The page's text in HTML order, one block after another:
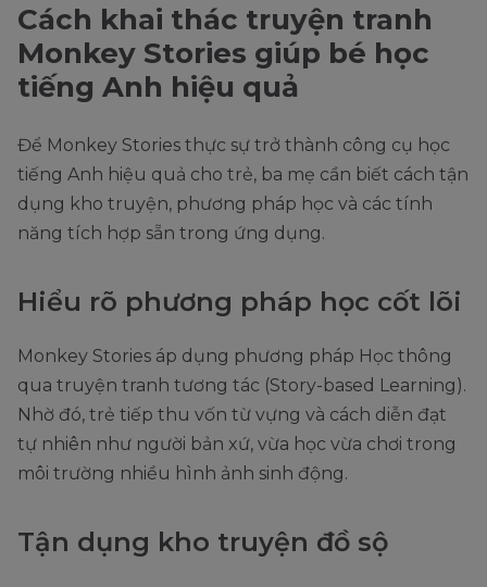
Cách khai thác truyện tranh
Monkey Stories giúp bé học
tiếng Anh hiệu quả
Để Monkey Stories thực sự trở thành công cụ học
tiếng Anh hiệu quả cho trẻ, ba mẹ cần biết cách tận
dụng kho truyện, phương pháp học và các tính
năng tích hợp sẵn trong ứng dụng.
Hiểu rõ phương pháp học cốt lõi
Monkey Stories áp dụng phương pháp Học thông
qua truyện tranh tương tác (Story-based Learning).
Nhờ đó, trẻ tiếp thu vốn từ vựng và cách diễn đạt
tự nhiên như người bản xứ, vừa học vừa chơi trong
môi trường nhiều hình ảnh sinh động.
Tận dụng kho truyện đồ sộ